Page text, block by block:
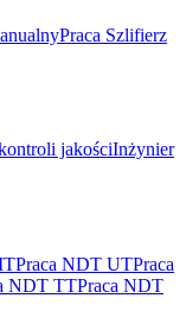
Praca Szlifierz
jakościInżynier
Praca NDT UTPraca
NDT TTPraca NDT